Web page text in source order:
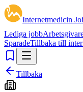
Internetmedicin
Lediga jobb
SparadeTillbaka till
Tillbaka